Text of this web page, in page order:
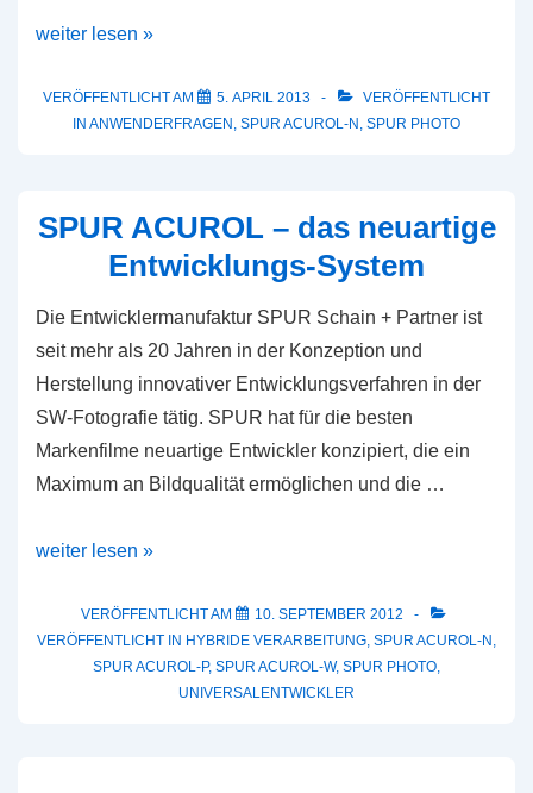
Pushen
ACUROL-
weiter lesen »
VERÖFFENTLICHT AM 5. APRIL 2013
VERÖFFENTLICHT
IN ANWENDERFRAGEN , SPUR ACUROL-N , SPUR PHOTO
SPUR ACUROL – das neuartige
Entwicklungs-System
Die Entwicklermanufaktur SPUR Schain + Partner ist
seit mehr als 20 Jahren in der Konzeption und
Herstellung innovativer Entwicklungsverfahren in der
SW-Fotografie tätig. SPUR hat für die besten
Markenfilme neuartige Entwickler konzipiert, die ein
Maximum an Bildqualität ermöglichen und die …
SPUR
das
weiter lesen »
VERÖFFENTLICHT AM
10. SEPTEMBER 2012
VERÖFFENTLICHT IN HYBRIDE VERARBEITUNG, SPUR ACUROL-N ,
SPUR ACUROL-P, SPUR ACUROL-W, SPUR PHOTO,
UNIVERSALENTWICKLER